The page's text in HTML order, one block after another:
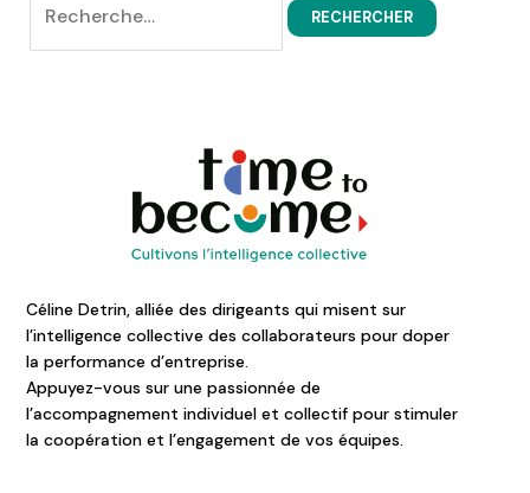
Céline Detrin, alliée des dirigeants qui misent sur
l’intelligence collective des collaborateurs pour doper
la performance d’entreprise.
Appuyez-vous sur une passionnée de
l’accompagnement individuel et collectif pour stimuler
la coopération et l’engagement de vos équipes.